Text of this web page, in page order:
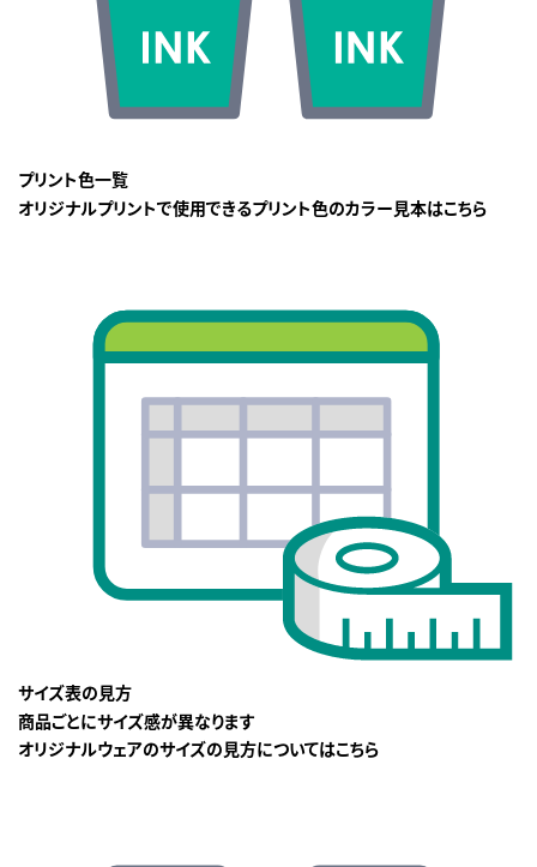
プリント色一覧
オリジナルプリントで使用できるプリント色のカラー見本はこちら
サイズ表の見方
商品ごとにサイズ感が異なります
オリジナルウェアのサイズの見方についてはこちら